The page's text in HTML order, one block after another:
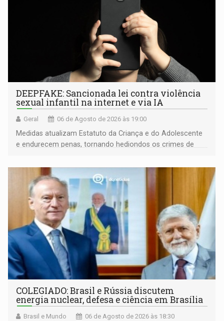
DEEPFAKE: Sancionada lei contra violência
sexual infantil na internet e via IA
Geral 06 de Agosto de 2026 às 19:00
Medidas atualizam Estatuto da Criança e do Adolescente
e endurecem penas, tornando hediondos os crimes de
COLEGIADO: Brasil e Rússia discutem
energia nuclear, defesa e ciência em Brasília
Brasil e Mundo 06 de Agosto de 2026 às 18:30